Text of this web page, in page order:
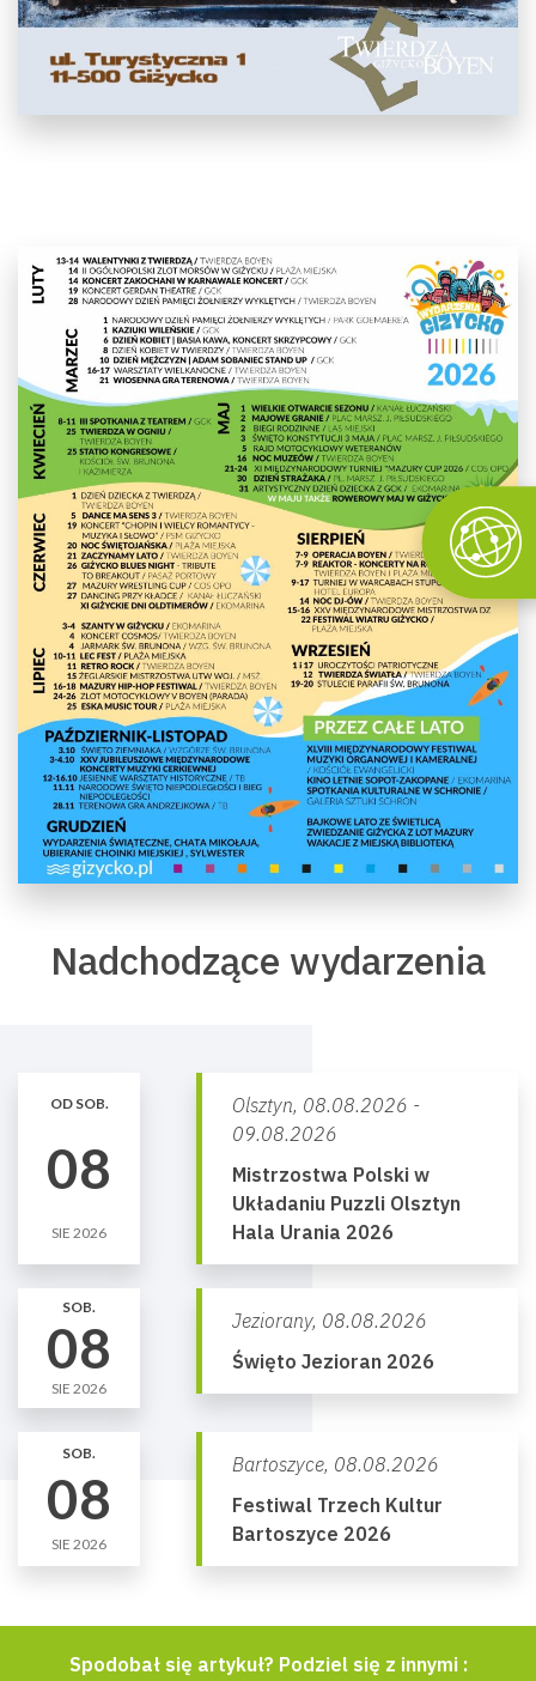
Nadchodzące wydarzenia
OD SOB.
08
SIE 2026
Olsztyn, 08.08.2026 -
09.08.2026
Mistrzostwa Polski w
Układaniu Puzzli Olsztyn
Hala Urania 2026
SOB.
08
SIE 2026
Jeziorany, 08.08.2026
Święto Jezioran 2026
SOB.
08
SIE 2026
Bartoszyce, 08.08.2026
Festiwal Trzech Kultur
Bartoszyce 2026
Spodobał się artykuł? Podziel się z innymi :